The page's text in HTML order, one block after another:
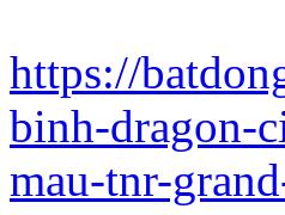
https://
binh-dragon-
mau-tnr-